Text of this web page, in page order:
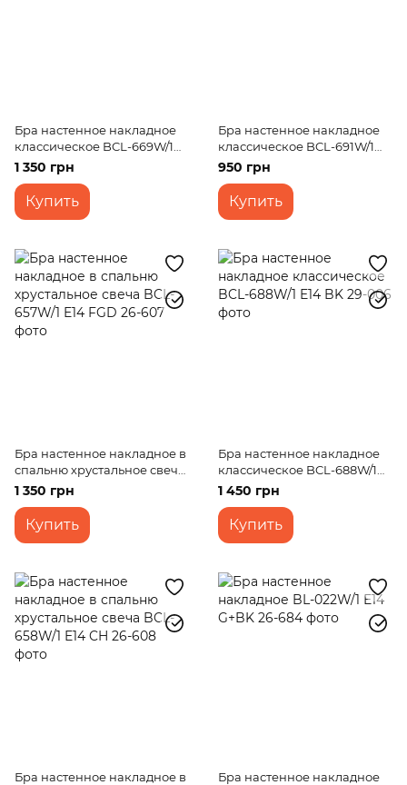
Бра настенное накладное
классическое BCL-669W/1
E14 CH
1 350 грн
Купить
Бра настенное накладное
классическое BCL-691W/1
E14 WH+G
950 грн
Купить
Бра настенное накладное в
спальню хрустальное свеча
BCL-657W/1 E14 FGD
1 350 грн
Купить
Бра настенное накладное
классическое BCL-688W/1
E14 BK
1 450 грн
Купить
Бра настенное накладное в
Бра настенное накладное